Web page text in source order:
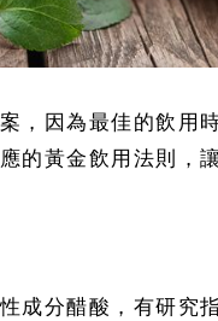
因為最佳的飲用
黃金飲用法則，
分醋酸，有研究